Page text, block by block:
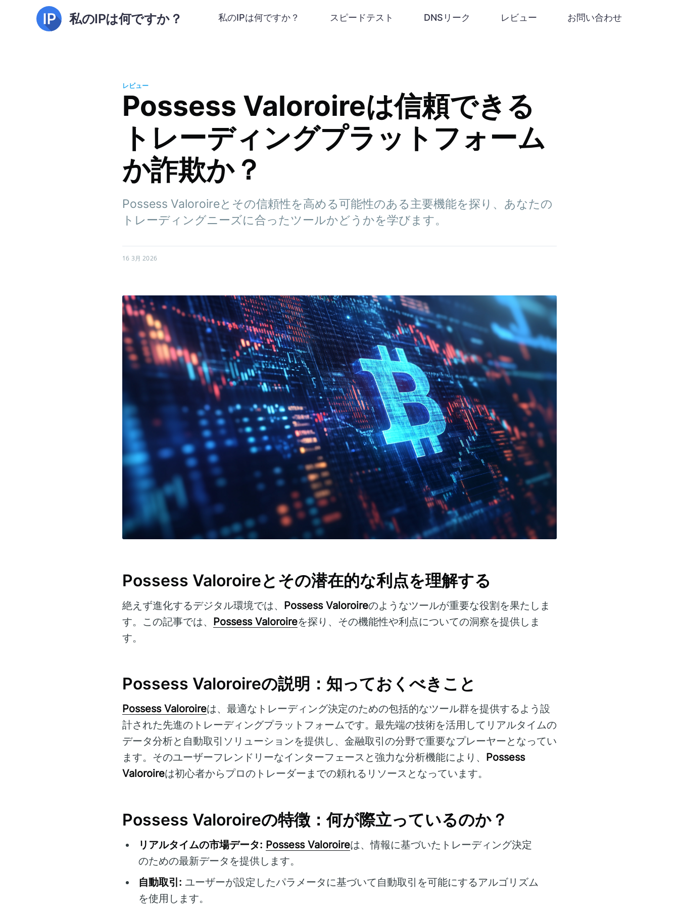
私のIPは何ですか？ 私のIPは何ですか？ スピードテスト DNSリーク レビュー お問い合わせ
レビュー
Possess Valoroireは信頼できる
トレーディングプラットフォーム
か詐欺か？
Possess Valoroireとその信頼性を高める可能性のある主要機能を探り、あなたの
トレーディングニーズに合ったツールかどうかを学びます。
16 3月 2026
Possess Valoroireとその潜在的な利点を理解する
絶えず進化するデジタル環境では、 Possess Valoroireのようなツールが重要な役割を果たしま
す。この記事では、 Possess Valoroireを探り、その機能性や利点についての洞察を提供しま
す。
Possess Valoroireの説明：知っておくべきこと
Possess Valoroireは、最適なトレーディング決定のための包括的なツール群を提供するよう設
計された先進のトレーディングプラットフォームです。最先端の技術を活用してリアルタイムの
データ分析と自動取引ソリューションを提供し、金融取引の分野で重要なプレーヤーとなってい
ます。そのユーザーフレンドリーなインターフェースと強力な分析機能により、 Possess
Valoroireは初心者からプロのトレーダーまでの頼れるリソースとなっています。
Possess Valoroireの特徴：何が際立っているのか？
リアルタイムの市場データ: Possess Valoroireは、情報に基づいたトレーディング決定
のための最新データを提供します。
自動取引: ユーザーが設定したパラメータに基づいて自動取引を可能にするアルゴリズム
を使用します。